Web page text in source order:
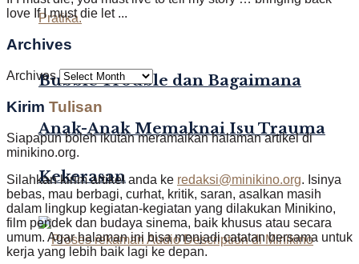
Bubble Trouble dan Bagaimana
Anak-Anak Memaknai Isu Trauma
Kekerasan
love If I must die let ...
Archives
Archives
Kirim Tulisan
Siapapun boleh ikutan meramaikan halaman artikel di
minikino.org.
Silahkan kirim artikel anda ke redaksi@minikino.org. Isinya
bebas, mau berbagi, curhat, kritik, saran, asalkan masih
dalam lingkup kegiatan-kegiatan yang dilakukan Minikino,
film pendek dan budaya sinema, baik khusus atau secara
umum. Agar halaman ini bisa menjadi catatan bersama untuk
kerja yang lebih baik lagi ke depan.